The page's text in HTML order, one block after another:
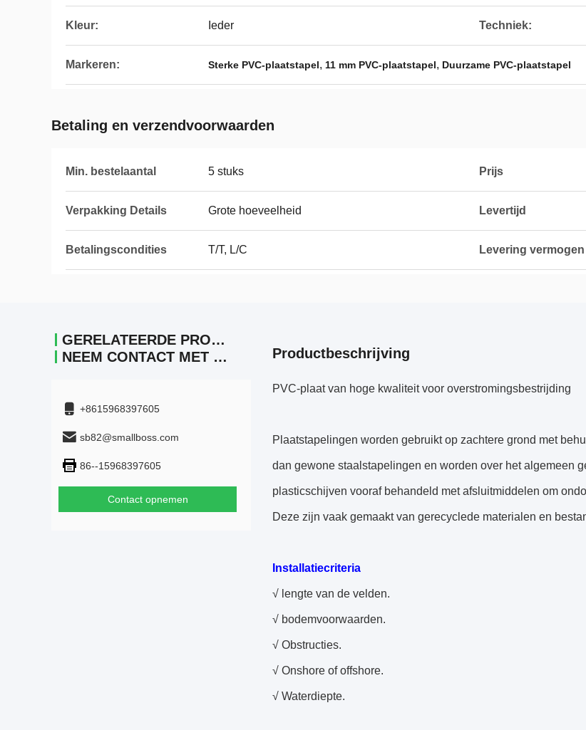
Kleur: Ieder Techniek:
Markeren: Sterke PVC-plaatstapel, 11 mm PVC-plaatstapel, Duurzame PVC-plaatstapel
Betaling en verzendvoorwaarden
Min. bestelaantal 5 stuks Prijs
Verpakking Details Grote hoeveelheid Levertijd
Betalingscondities T/T, L/C Levering vermogen
GERELATEERDE PRODUCTEN
NEEM CONTACT MET ONS OP.
+8615968397605
sb82@smallboss.com
86--15968397605
Contact opnemen
Productbeschrijving
PVC-plaat van hoge kwaliteit voor overstromingsbestrijding
Plaatstapelingen worden gebruikt op zachtere grond met
dan gewone staalstapelingen en worden over het algemeen
plasticschijven vooraf behandeld met afsluitmiddelen om
Deze zijn vaak gemaakt van gerecyclede materialen en
Installatiecriteria
√ lengte van de velden.
√ bodemvoorwaarden.
√ Obstructies.
√ Onshore of offshore.
√ Waterdiepte.